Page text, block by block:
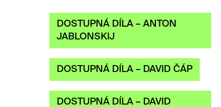
DOSTUPNÁ DÍLA – ANTON
JABLONSKIJ
DOSTUPNÁ DÍLA – DAVID ČÁP
DOSTUPNÁ DÍLA – DAVID